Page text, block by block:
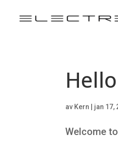
av Kern jan 17,
Welcome